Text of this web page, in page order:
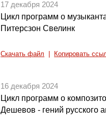
17 декабря 2024
Цикл программ о
Питерсзон Свелинк
Скачать файл Копировать
16 декабря 2024
Цикл программ о
Дешевов - гений русского